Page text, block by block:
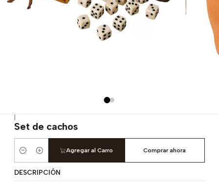
|
Set de cachos
Cantidad
Agregar al Carro Comprar ahora
DESCRIPCIÓN